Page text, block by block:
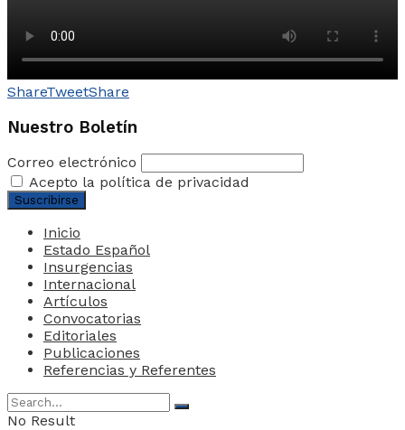
ShareTweetShare
Nuestro Boletín
Correo electrónico
Acepto la política de privacidad
Inicio
Estado Español
Insurgencias
Internacional
Artículos
Convocatorias
Editoriales
Publicaciones
Referencias y Referentes
No Result